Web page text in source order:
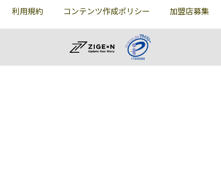
利用規約
コンテンツ作成ポリシー 加盟店募集